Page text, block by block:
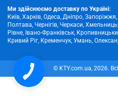
Ми здійснюємо доставку по Україні:
Київ, Харків, Одеса, Дніпро,
Полтава, Чернігів, Черкаси,
Рівне, Івано-Франківськ,
Кривий Ріг, Кременчук, Умань,
© KTY.com.ua, 2026.
КНОПКА
ЗВ'ЯЗКУ